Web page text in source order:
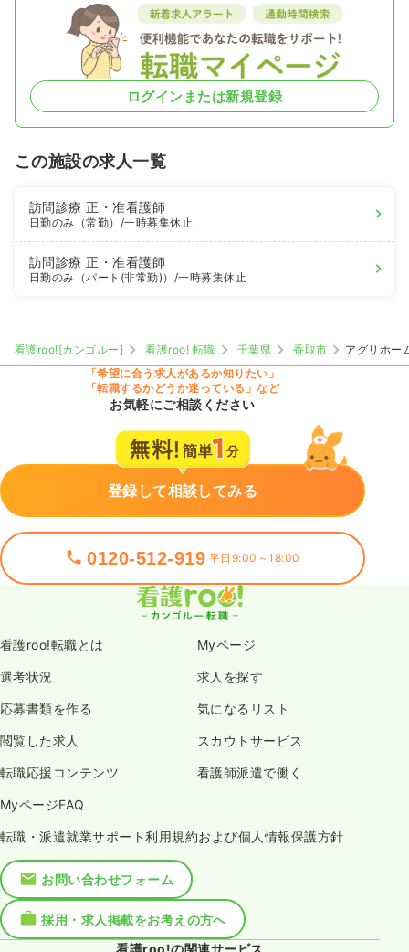
ログインまたは新規登録
この施設の求人一覧
訪問診療正・准看護師
日勤のみ（常勤） /一時募集休止
訪問診療正・准看護師
日勤のみ（パート(非常勤)） /一時募集休止
看護roo![カンゴルー] 看護roo! 転職 千葉県 香取市
アグリホー
「希望に合う求人があるか知りたい」
「転職するかどうか迷っている」など
お気軽にご相談ください
登録して相談してみる
0120-512-919 平日9:00～18:00
看護roo!転職とは Myページ
選考状況 求人を探す
応募書類を作る 気になるリスト
閲覧した求人 スカウトサービス
転職応援コンテンツ 看護師派遣で働く
MyページFAQ
転職・派遣就業サポート利用規約および個人情報保護方針
お問い合わせフォーム
採用・求人掲載をお考えの方へ
看護roo!の関連サービス